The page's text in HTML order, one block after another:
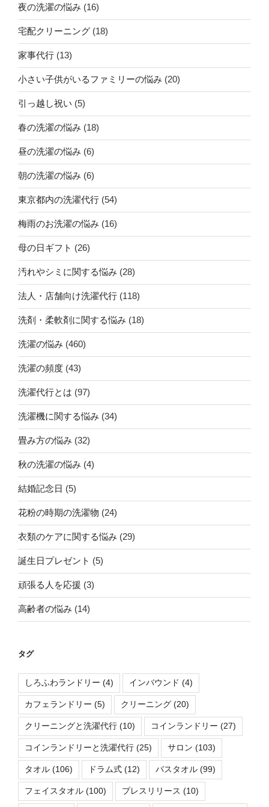
夜の洗濯の悩み (16)
宅配クリーニング (18)
家事代行 (13)
小さい子供がいるファミリーの悩み (20)
引っ越し祝い (5)
春の洗濯の悩み (18)
昼の洗濯の悩み (6)
朝の洗濯の悩み (6)
東京都内の洗濯代行 (54)
梅雨のお洗濯の悩み (16)
母の日ギフト (26)
汚れやシミに関する悩み (28)
法人・店舗向け洗濯代行 (118)
洗剤・柔軟剤に関する悩み (18)
洗濯の悩み (460)
洗濯の頻度 (43)
洗濯代行とは (97)
洗濯機に関する悩み (34)
畳み方の悩み (32)
秋の洗濯の悩み (4)
結婚記念日 (5)
花粉の時期の洗濯物 (24)
衣類のケアに関する悩み (29)
誕生日プレゼント (5)
頑張る人を応援 (3)
高齢者の悩み (14)
タグ
しろふわランドリー (4) インバウンド (4)
カフェランドリー (5) クリーニング (20)
クリーニングと洗濯代行 (10) コインランドリー (27)
コインランドリーと洗濯代行 (25) サロン (103)
タオル (106) ドラム式 (12) バスタオル (99)
フェイスタオル (100) プレスリリース (10)